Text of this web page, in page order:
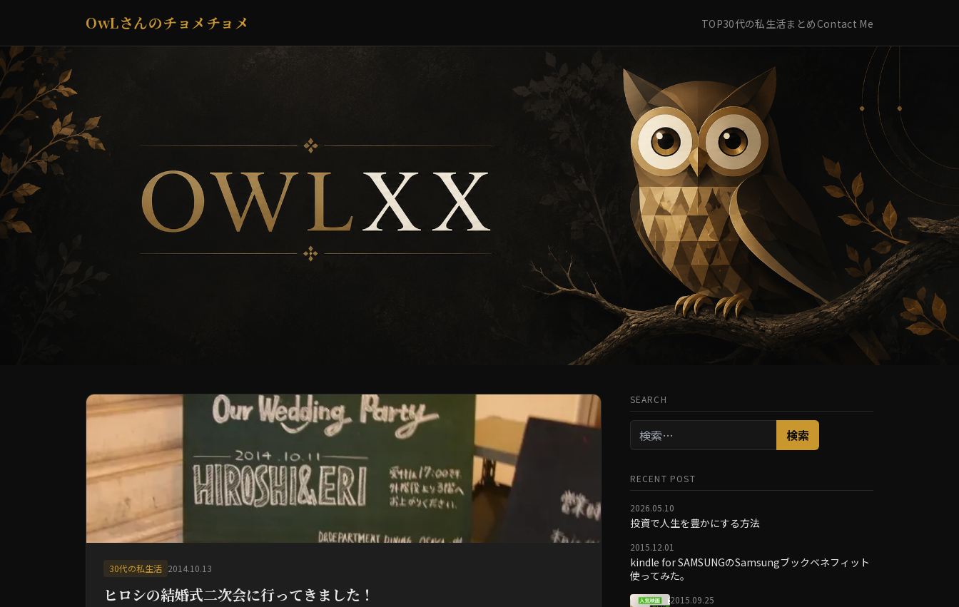
OwLさんのチョメチョメ TOP30代の私生活まとめContact Me
30代の私生活 2014.10.13
ヒロシの結婚式二次会に行ってきました！
SEARCH
検
索:
RECENT POST
2026.05.10
投資で人生を豊かにする方法
2015.12.01
kindle for SAMSUNGのSamsungブックベネフィット
使ってみた。
2015.09.25